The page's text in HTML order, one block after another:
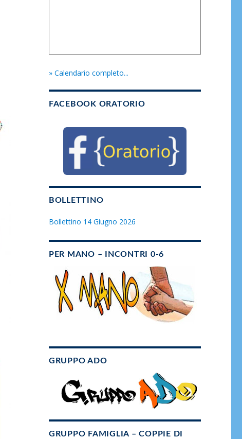
» Calendario completo...
FACEBOOK ORATORIO
BOLLETTINO
Bollettino 14 Giugno 2026
PER MANO – INCONTRI 0-6
GRUPPO ADO
GRUPPO FAMIGLIA – COPPIE DI